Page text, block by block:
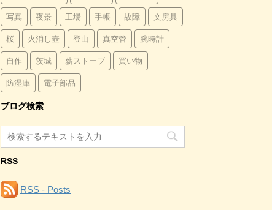
写真 夜景 工場 手帳 故障 文房具
桜 火消し壺 登山 真空管 腕時計
自作 茨城 薪ストーブ 買い物
防湿庫 電子部品
ブログ検索
RSS
RSS - Posts